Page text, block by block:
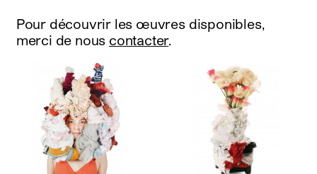
Pour découvrir les œuvres disponibles,
merci de nous contacter.